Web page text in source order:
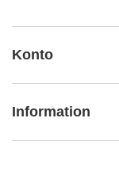
Konto
Information